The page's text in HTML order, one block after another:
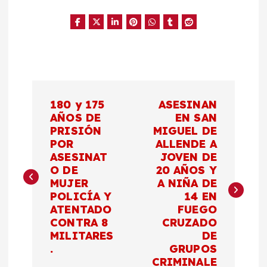
e
180 y 175
AÑOS DE
PRISIÓN
POR
ASESINAT
O DE
MUJER
POLICÍA Y
ATENTADO
CONTRA 8
MILITARES
.
ASESINAN
EN SAN
MIGUEL DE
ALLENDE A
JOVEN DE
20 AÑOS Y
A NIÑA DE
14 EN
FUEGO
CRUZADO
DE
GRUPOS
CRIMINALE